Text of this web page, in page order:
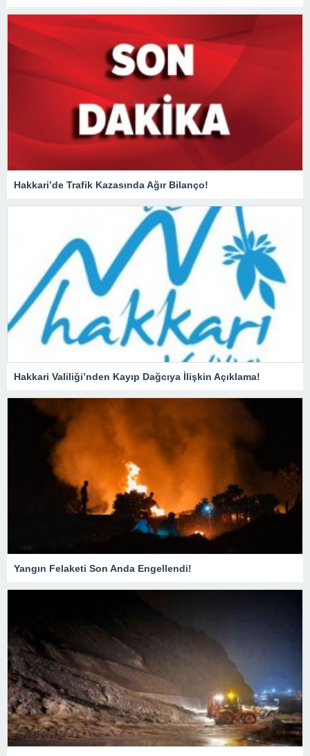
Hakkari’de Trafik Kazasında Ağır Bilanço!
Hakkari Valiliği’nden Kayıp Dağcıya İlişkin Açıklama!
Yangın Felaketi Son Anda Engellendi!